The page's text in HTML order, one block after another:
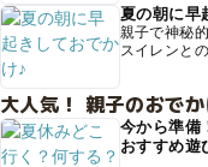
夏の朝に早
親子で神秘
スイレンと
大人気！ 親子のおで
今から準備
おすすめ遊